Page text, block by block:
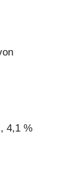
4,1 %